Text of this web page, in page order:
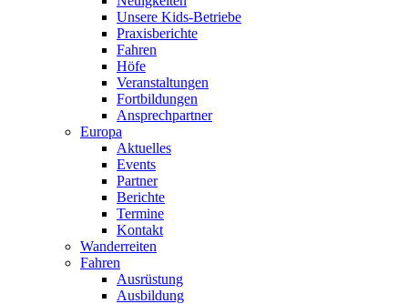
Unsere Kids-Betriebe
Praxisberichte
Fahren
Höfe
Veranstaltungen
Fortbildungen
Ansprechpartner
Europa
Aktuelles
Events
Partner
Berichte
Termine
Kontakt
Wanderreiten
Fahren
Ausrüstung
Ausbildung